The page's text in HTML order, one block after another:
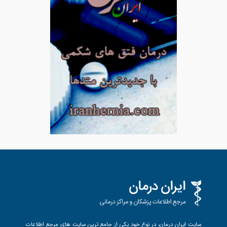
سایت ایران درمان، در نوع خود یکی از جامع ترین سایت های مرجع اطلاعات